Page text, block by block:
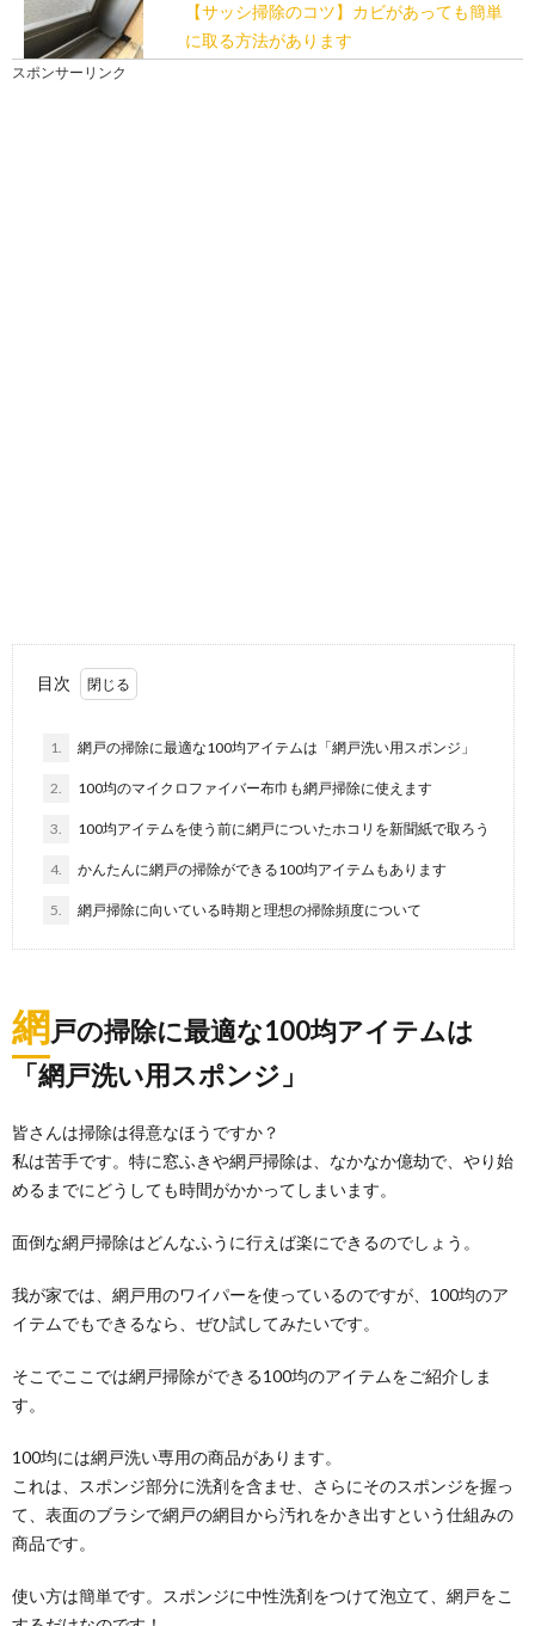
【サッシ掃除のコツ】カビがあっても簡単
に取る方法があります
れで克服できる
部屋の掃除を代行してもらいたい！ 現在、富裕層に限
冷蔵庫掃除は重曹で決まり！安心安全な重
大掃除を前に、「そろそろ冷蔵庫掃除もしないと…」と
いう方も多いのではないでしょうか。冷蔵庫掃除で使
う...
サッシの掃除は意外と簡単！サッシの掃除
サッのシ掃除をしようとする時には、凸凹している部
分がありカビも生えやすいし、砂埃や土汚れなど外の
汚れ...
タイルの掃除方法。お風呂場のタイル目地
目地って、掃除が面倒なんですよね。 タ...
ガラス掃除に使う、あのＴ字のワイパー、今『スクイ
スポンサーリンク
目次
1. 網戸の掃除に最適な100均アイテムは「網戸洗い用スポンジ」
2. 100均のマイクロファイバー布巾も網戸掃除に使えます
3. 100均アイテムを使う前に網戸についたホコリを新聞紙で取ろう
4. かんたんに網戸の掃除ができる100均アイテムもあります
5. 網戸掃除に向いている時期と理想の掃除頻度について
網戸の掃除に最適な100均アイテムは
「網戸洗い用スポンジ」
皆さんは掃除は得意なほうですか？
私は苦手です。特に窓ふきや網戸掃除は、なかなか億劫で、やり始
めるまでにどうしても時間がかかってしまいます。
面倒な網戸掃除はどんなふうに行えば楽にできるのでしょう。
我が家では、網戸用のワイパーを使っているのですが、100均のア
イテムでもできるなら、ぜひ試してみたいです。
そこでここでは網戸掃除ができる100均のアイテムをご紹介しま
す。
100均には網戸洗い専用の商品があります。
これは、スポンジ部分に洗剤を含ませ、さらにそのスポンジを握っ
て、表面のブラシで網戸の網目から汚れをかき出すという仕組みの
商品です。
使い方は簡単です。スポンジに中性洗剤をつけて泡立て、網戸をこ